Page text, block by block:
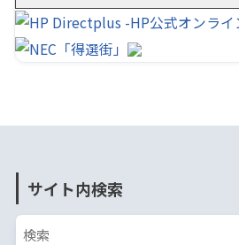
サイト内検索